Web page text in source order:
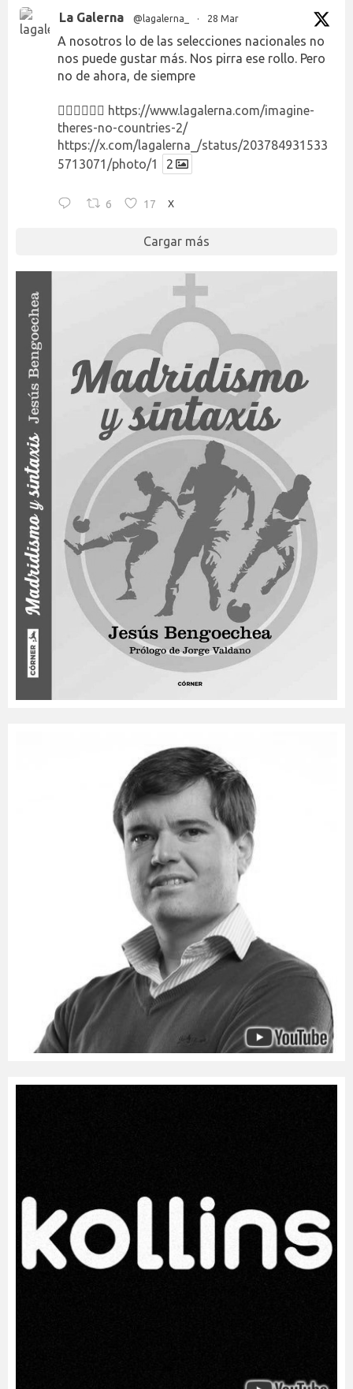
La Galerna @lagalerna_ · 28 Mar
A nosotros lo de las selecciones nacionales no
nos puede gustar más. Nos pirra ese rollo. Pero
no de ahora, de siempre
👉🏻👉🏻👉🏻 https://www.lagalerna.com/imagine-
theres-no-countries-2/
https://x.com/lagalerna_/status/203784931533
5713071/photo/1
2
6 17 X
Cargar más